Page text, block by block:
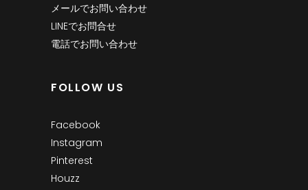
メールでお問い合わせ
LINEでお問合せ
電話でお問い合わせ
FOLLOW US
Facebook
Instagram
Pinterest
Houzz